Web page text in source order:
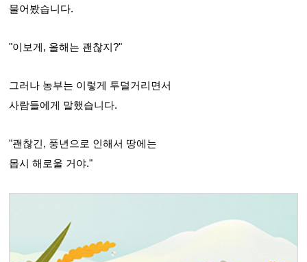
물어봤습니다.
"이보게, 올해는 괜찮지?"
그러나 농부는 이렇게 투덜거리면서
사람들에게 말했습니다.
"괜찮긴, 풍년으로 인해서 땅에는
몹시 해로울 거야."